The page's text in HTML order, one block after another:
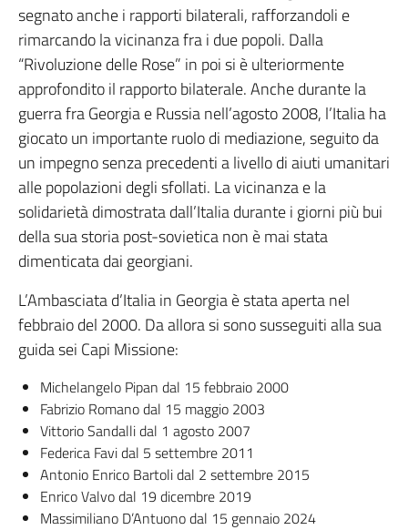
segnato anche i rapporti bilaterali, rafforzandoli e
rimarcando la vicinanza fra i due popoli. Dalla
“Rivoluzione delle Rose” in poi si è ulteriormente
approfondito il rapporto bilaterale. Anche durante la
guerra fra Georgia e Russia nell’agosto 2008, l’Italia ha
giocato un importante ruolo di mediazione, seguito da
un impegno senza precedenti a livello di aiuti umanitari
alle popolazioni degli sfollati. La vicinanza e la
solidarietà dimostrata dall’Italia durante i giorni più bui
della sua storia post-sovietica non è mai stata
dimenticata dai georgiani.
L’Ambasciata d’Italia in Georgia è stata aperta nel
febbraio del 2000. Da allora si sono susseguiti alla sua
guida sei Capi Missione:
Michelangelo Pipan dal 15 febbraio 2000
Fabrizio Romano dal 15 maggio 2003
Vittorio Sandalli dal 1 agosto 2007
Federica Favi dal 5 settembre 2011
Antonio Enrico Bartoli dal 2 settembre 2015
Enrico Valvo dal 19 dicembre 2019
Massimiliano D’Antuono dal 15 gennaio 2024